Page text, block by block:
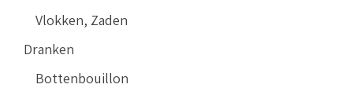
Vlokken, Zaden
Dranken
Bottenbouillon